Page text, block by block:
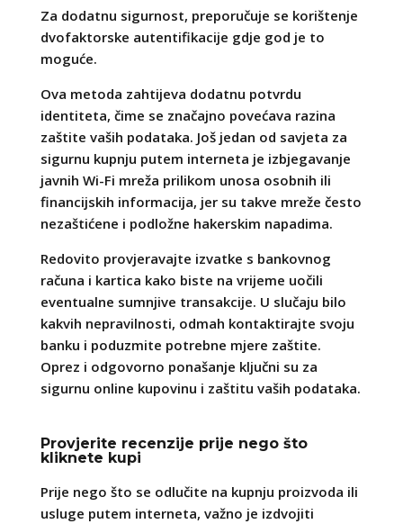
Za dodatnu sigurnost, preporučuje se korištenje
dvofaktorske autentifikacije gdje god je to
moguće.
Ova metoda zahtijeva dodatnu potvrdu
identiteta, čime se značajno povećava razina
zaštite vaših podataka. Još jedan od savjeta za
sigurnu kupnju putem interneta je izbjegavanje
javnih Wi-Fi mreža prilikom unosa osobnih ili
financijskih informacija, jer su takve mreže često
nezaštićene i podložne hakerskim napadima.
Redovito provjeravajte izvatke s bankovnog
računa i kartica kako biste na vrijeme uočili
eventualne sumnjive transakcije. U slučaju bilo
kakvih nepravilnosti, odmah kontaktirajte svoju
banku i poduzmite potrebne mjere zaštite.
Oprez i odgovorno ponašanje ključni su za
sigurnu online kupovinu i zaštitu vaših podataka.
Provjerite recenzije prije nego što
kliknete kupi
Prije nego što se odlučite na kupnju proizvoda ili
usluge putem interneta, važno je izdvojiti